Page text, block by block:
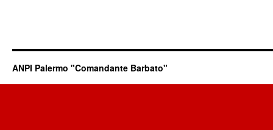
ANPI Palermo "Comandante Barbato"